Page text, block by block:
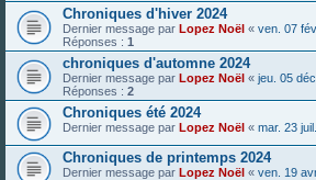
Chroniques d'hiver 2024
Dernier message par Lopez Noël « ven. 07
Réponses : 1
chroniques d'automne 2024
Dernier message par Lopez Noël « jeu. 05
Réponses : 2
Chroniques été 2024
Dernier message par Lopez Noël « mar. 23
Chroniques de printemps 2024
Dernier message par Lopez Noël « ven. 19